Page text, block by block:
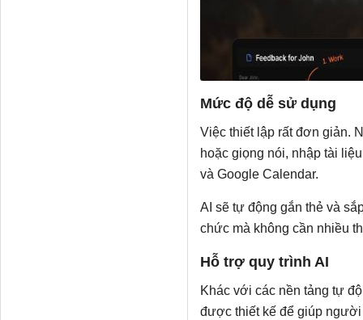
Mức độ dễ sử dụng
Việc thiết lập rất đơn giản.
hoặc giọng nói, nhập tài
và Google Calendar.
AI sẽ tự động gắn thẻ và
chức mà không cần nhiều
Hỗ trợ quy trình AI
Khác với các nền tảng tự
được thiết kế để giúp